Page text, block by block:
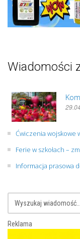
Wiadomości
Ćwiczenia wojskowe
Ferie w szkołach –
Informacja prasowa
Reklama